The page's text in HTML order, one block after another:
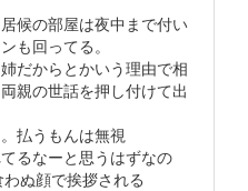
候の部屋は夜中まで付い
も回ってる。
だからとかいう理由で相
親の世話を押し付けて出
払うもんは無視
るなーと思うはずなの
ぬ顔で挨拶される